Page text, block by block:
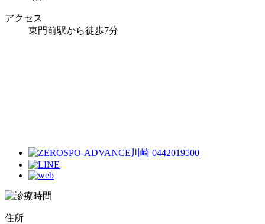
アクセス
東門前駅から徒歩7分
住所